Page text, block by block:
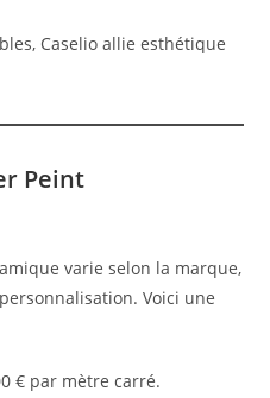
Caselio allie esthétique
Peint
varie selon la marque,
Voici une
€ par mètre carré.